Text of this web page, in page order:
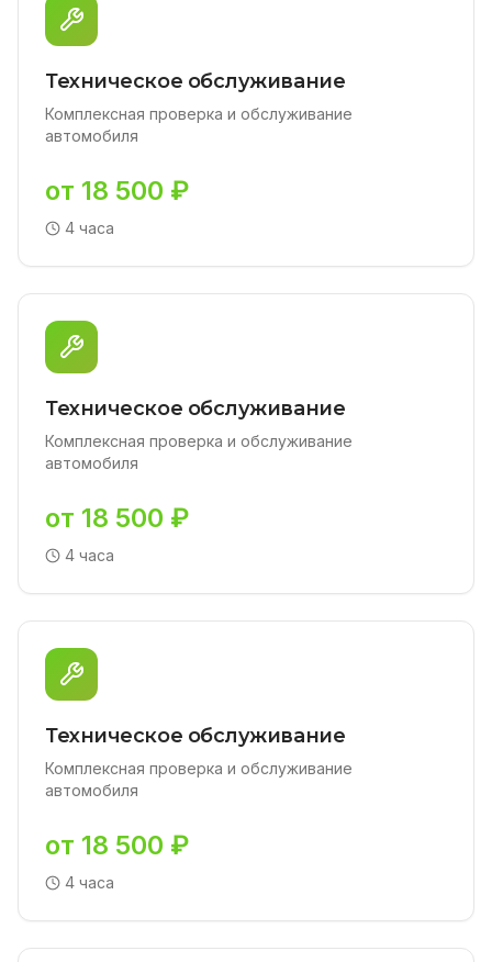
Техническое обслуживание
Комплексная проверка и обслуживание
автомобиля
от 18 500 ₽
4 часа
Техническое обслуживание
Комплексная проверка и обслуживание
автомобиля
от 18 500 ₽
4 часа
Техническое обслуживание
Комплексная проверка и обслуживание
автомобиля
от 18 500 ₽
4 часа